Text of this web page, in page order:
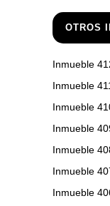
OTROS
Inmueble
Inmueble
Inmueble
Inmueble
Inmueble
Inmueble
Inmueble